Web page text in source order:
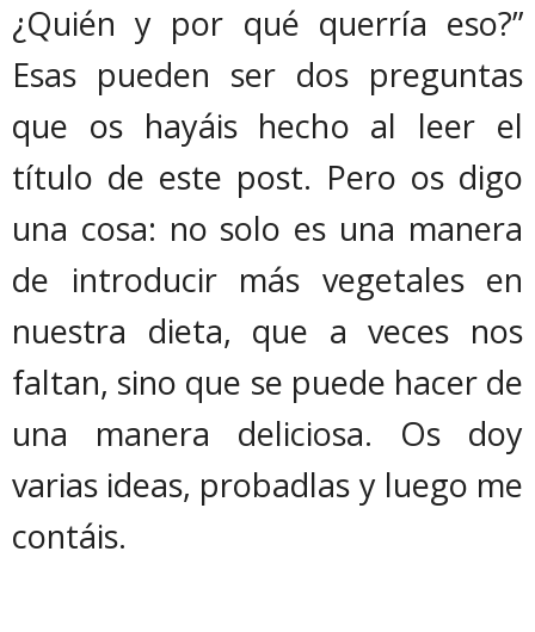
¿Quién y por qué querría eso?”
Esas pueden ser dos preguntas
que os hayáis hecho al leer el
título de este post. Pero os digo
una cosa: no solo es una manera
de introducir más vegetales en
nuestra dieta, que a veces nos
faltan, sino que se puede hacer de
una manera deliciosa. Os doy
varias ideas, probadlas y luego me
contáis.